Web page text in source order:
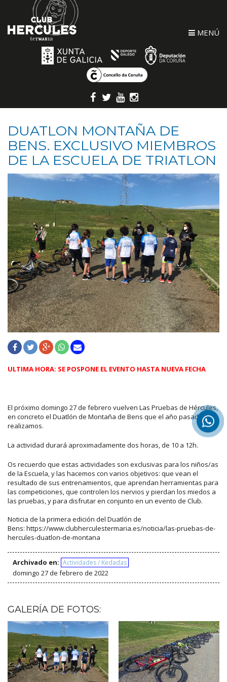
MENÚ
DUATLON MONTAÑA DE
BENS. EXCLUSIVO MIEMBROS
DE LA ESCUELA DE TRIATLON
ULTIMA HORA: SE POSPONE EL EVENTO HASTA NUEVA FECHA
El próximo domingo 27 de febrero vuelven Las Pruebas de Hércules,
en concreto el Duatlón de Montaña de Bens que el año pasado ya
realizamos.
La actividad durará aproximadamente dos horas, de 10 a 12h.
Os recuerdo que estas actividades son exclusivas para los niños/as
de la Escuela, y las hacemos con varios objetivos: que vean el
resultado de sus entrenamientos, que aprendan herramientas para
las competiciones, que controlen los nervios y pierdan los miedos a
las pruebas, y para disfrutar en conjunto en un evento de Club.
Noticia de la primera edición del Duatlón de
Bens: https://www.clubherculestermaria.es/noticia/las-pruebas-de-
hercules-duatlon-de-montana
Archivado en: Actividades / Kedadas
domingo 27 de febrero de 2022
GALERÍA DE FOTOS: